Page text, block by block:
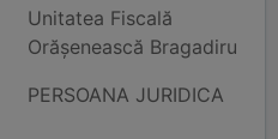
Unitatea Fiscală
Orăşenească Bragadiru
PERSOANA JURIDICA